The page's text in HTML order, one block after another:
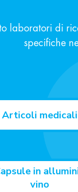
laboratori di
specifiche
Articoli medicali
in
vino